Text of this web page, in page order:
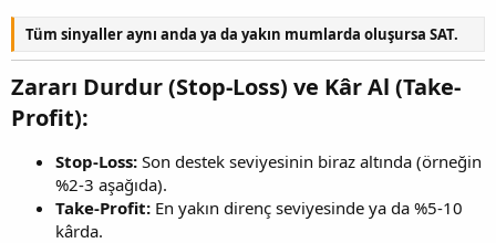
Tüm sinyaller aynı anda ya da yakın mumlarda oluşursa SAT.
Zararı Durdur (Stop-Loss) ve Kâr Al (Take-
Profit):
Stop-Loss: Son destek seviyesinin biraz altında (örneğin
%2-3 aşağıda).
Take-Profit: En yakın direnç seviyesinde ya da %5-10
kârda.